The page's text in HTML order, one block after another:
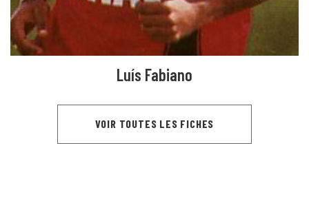
Luís Fabiano
VOIR TOUTES LES FICHES